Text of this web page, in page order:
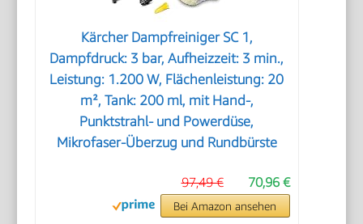
Kärcher Dampfreiniger SC 1,
Dampfdruck: 3 bar, Aufheizzeit: 3 min.,
Leistung: 1.200 W, Flächenleistung: 20
m², Tank: 200 ml, mit Hand-,
Punktstrahl- und Powerdüse,
Mikrofaser-Überzug und Rundbürste
70,96 €
97,49 €
Bei Amazon ansehen